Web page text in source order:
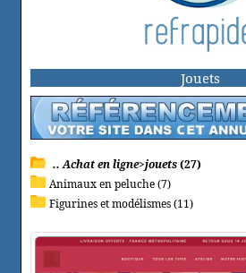
Jouets
.. Achat en ligne>jouets(27)
Animaux en peluche (7)
Figurines et modélismes (11)